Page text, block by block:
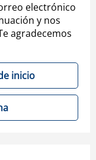
electrónico
y nos
agradecemos
inicio